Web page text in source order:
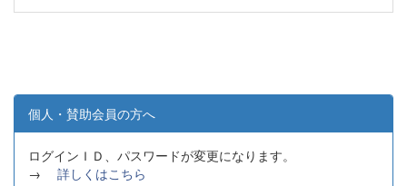
個人・賛助会員の方へ
ログインＩＤ、パスワードが変更になります。
→ 詳しくはこちら